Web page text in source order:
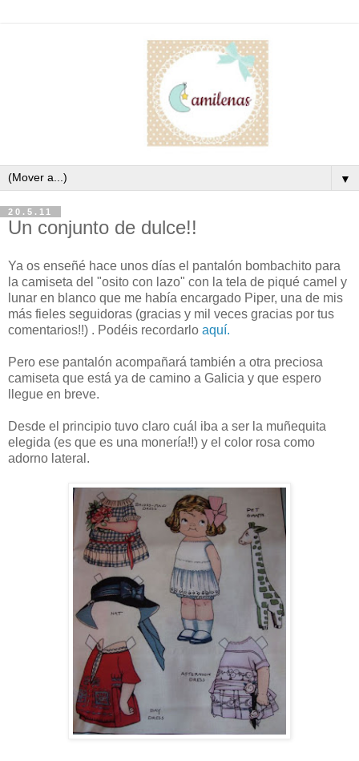
▼
20.5.11
Un conjunto de dulce!!
Ya os enseñé hace unos días el pantalón bombachito para
la camiseta del "osito con lazo" con la tela de piqué camel y
lunar en blanco que me había encargado Piper, una de mis
más fieles seguidoras (gracias y mil veces gracias por tus
comentarios!!) . Podéis recordarlo aquí.
Pero ese pantalón acompañará también a otra preciosa
camiseta que está ya de camino a Galicia y que espero
llegue en breve.
Desde el principio tuvo claro cuál iba a ser la muñequita
elegida (es que es una monería!!) y el color rosa como
adorno lateral.